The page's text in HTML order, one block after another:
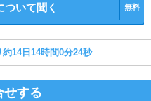
ついて聞く 無料
約14日14時間0分24秒
せする